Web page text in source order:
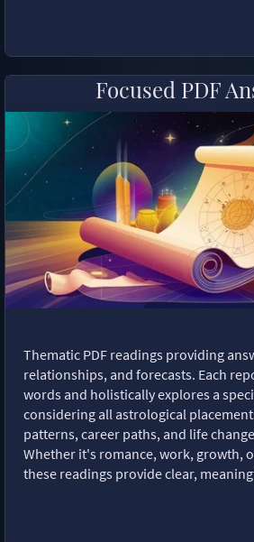
Focused PDF
Thematic PDF readings providing
relationships, and forecasts. Each
words and holistically explores a
considering all astrological
patterns, career paths, and life
Whether it's romance, work, growth,
these readings provide clear,